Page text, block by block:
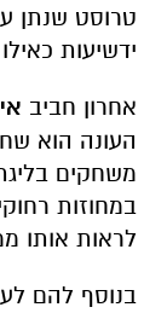
טרוסט שנתן
ידשיעות
אחרון חביב
משחקים
במחוזות
לראות אותו
בנוסף להם